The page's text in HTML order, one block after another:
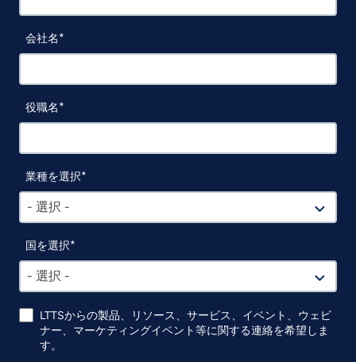
会社名
役職名
業種を選択
- 選択 -
国を選択
- 選択 -
LTTSからの製品、リソース、サービス、イベント、ウェビ
ナー、マーケティングイベント等に関する連絡を希望しま
す。